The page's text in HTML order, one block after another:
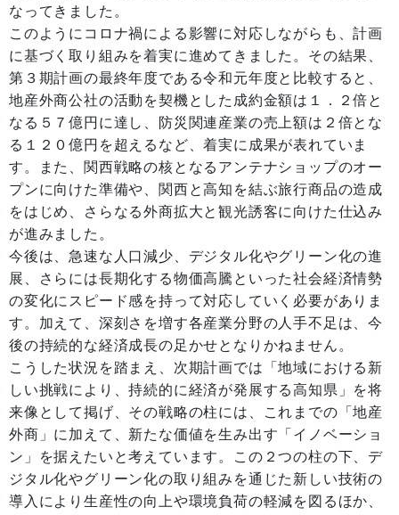
なってきました。
このようにコロナ禍による影響に対応しながらも、計画
に基づく取り組みを着実に進めてきました。その結果、
第３期計画の最終年度である令和元年度と比較すると、
地産外商公社の活動を契機とした成約金額は１．２倍と
なる５７億円に達し、防災関連産業の売上額は２倍とな
る１２０億円を超えるなど、着実に成果が表れていま
す。また、関西戦略の核となるアンテナショップのオー
プンに向けた準備や、関西と高知を結ぶ旅行商品の造成
をはじめ、さらなる外商拡大と観光誘客に向けた仕込み
が進みました。
今後は、急速な人口減少、デジタル化やグリーン化の進
展、さらには長期化する物価高騰といった社会経済情勢
の変化にスピード感を持って対応していく必要がありま
す。加えて、深刻さを増す各産業分野の人手不足は、今
後の持続的な経済成長の足かせとなりかねません。
こうした状況を踏まえ、次期計画では「地域における新
しい挑戦により、持続的に経済が発展する高知県」を将
来像として掲げ、その戦略の柱には、これまでの「地産
外商」に加えて、新たな価値を生み出す「イノベーショ
ン」を据えたいと考えています。この２つの柱の下、デ
ジタル化やグリーン化の取り組みを通じた新しい技術の
導入により生産性の向上や環境負荷の軽減を図るほか、